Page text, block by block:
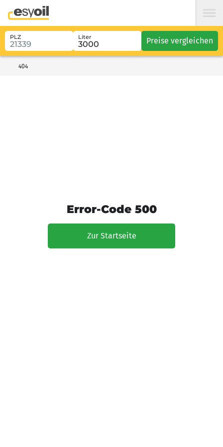
PLZ Liter Preise vergleichen
404
Error-Code 500
Zur Startseite